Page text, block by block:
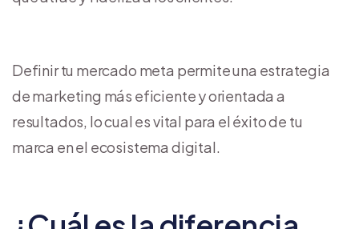
Definir tu mercado meta permite una estrategia
de marketing más eficiente y orientada a
resultados, lo cual es vital para el éxito de tu
marca en el ecosistema digital.